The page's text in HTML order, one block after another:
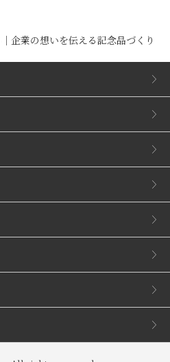
企業の想いを伝える記念品づくり